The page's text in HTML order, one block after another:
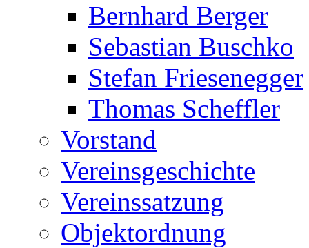
Bernhard Berger
Sebastian Buschko
Stefan Friesenegger
Thomas Scheffler
Vorstand
Vereinsgeschichte
Vereinssatzung
Objektordnung